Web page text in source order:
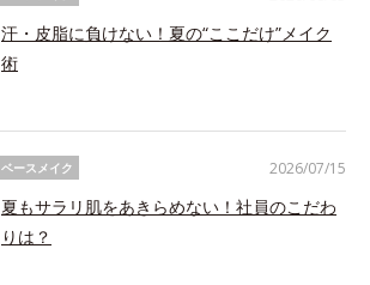
汗・皮脂に負けない！夏の“ここだけ”メイク
術
ベースメイク
夏もサラリ肌をあきらめない！社員のこだわ
りは？
2026/07/15